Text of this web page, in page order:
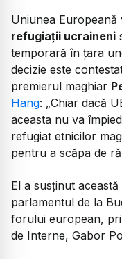
Uniunea
refugiații ucraineni
temporară în țara
decizie este
premierul maghiar
Hang: „Chiar dacă
aceasta nu va
refugiat etnicilor
pentru a scăpa de
El a susținut
parlamentul de la
forului european,
de Interne, Gabor